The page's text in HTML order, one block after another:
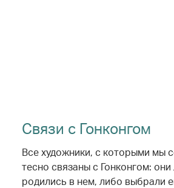
Связи с Гонконгом
Все художники, с которыми мы
тесно связаны с Гонконгом: они
родились в нем, либо выбрали